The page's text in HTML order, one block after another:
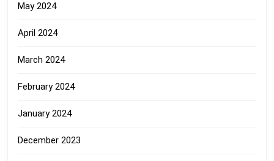
May 2024
April 2024
March 2024
February 2024
January 2024
December 2023